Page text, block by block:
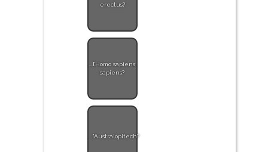
erectus?
...l’Homo sapiens
sapiens?
...l’Australopitech?